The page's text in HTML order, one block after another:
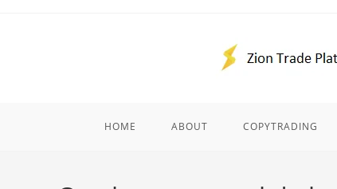
HOME ABOUT COPYTRADING